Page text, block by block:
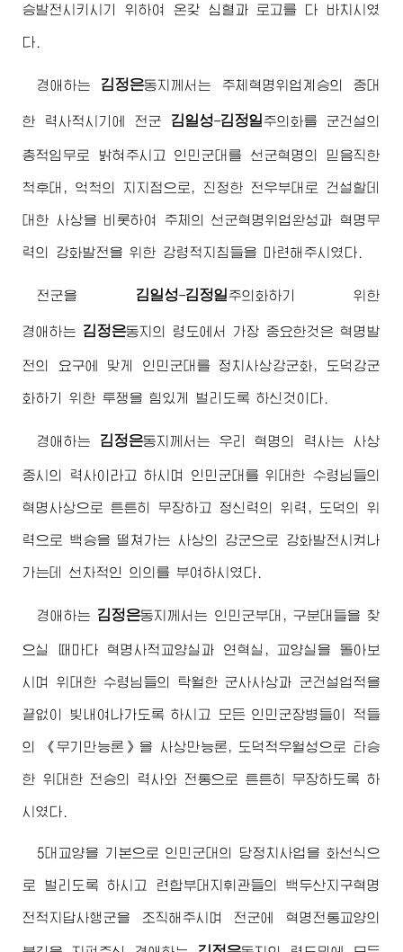
승발전시키시기 위하여 온갖 심혈과 로고를 다 바치시였
다.
경애하는 김정은동지 께서는 주체혁명위업계승의 중대
한 력사적시기에 전군 김일성-김정일주의 화를 군건설의
총적임무로 밝혀주시고 인민군대를 선군혁명의 믿음직한
척후대, 억척의 지지점으로, 진정한 전우부대로 건설할데
대한 사상을 비롯하여 주체의 선군혁명위업완성과 혁명무
력의 강화발전을 위한 강령적지침들을 마련해주시였다.
전군을 김일성-김정일주의 화하기 위한
경애하는 김정은동지 의 령도에서 가장 중요한것은 혁명발
전의 요구에 맞게 인민군대를 정치사상강군화, 도덕강군
화하기 위한 투쟁을 힘있게 벌리도록 하신것이다.
경애하는 김정은동지 께서는 우리 혁명의 력사는 사상
중시의 력사이라고 하시며 인민군대를위대한 수령님들의
혁명사상으로 튼튼히 무장하고 정신력의 위력, 도덕의 위
력으로 백승을 떨쳐가는 사상의 강군으로 강화발전시켜나
가는데 선차적인 의의를 부여하시였다.
경애하는 김정은동지 께서는 인민군부대, 구분대들을 찾
으실 때마다 혁명사적교양실과 연혁실, 교양실을 돌아보
시며 위대한 수령님들의 탁월한 군사사상과 군건설업적을
끝없이 빛내여나가도록 하시고 모든 인민군장병들이 적들
의 《무기만능론》을 사상만능론, 도덕적우월성으로 타승
한 위대한 전승의 력사와 전통으로 튼튼히 무장하도록 하
시였다.
5대교양을 기본으로 인민군대의 당정치사업을 화선식으
로 벌리도록 하시고 련합부대지휘관들의 백두산지구혁명
전적지답사행군을 조직해주시며 전군에 혁명전통교양의